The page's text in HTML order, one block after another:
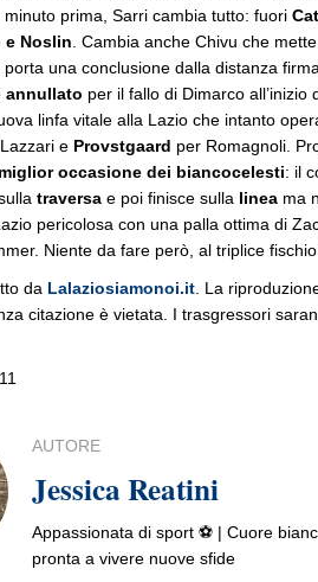
prima, Sarri cambia tutto: fuori
e Noslin . Cambia anche Chivu che
una conclusione dalla distanza
annullato per il fallo di Dimarco all’inizio
linfa vitale alla Lazio che intanto
e Provstgaard per Romagnoli.
miglior occasione dei biancocelesti: il
traversa e poi finisce sulla linea ma
pericolosa con una palla ottima di
Niente da fare però, al triplice
da Lalaziosiamonoi.it . La
citazione è vietata. I trasgressori
AUTORE
Jessica Reatini
Appassionata di sport ⚽️ | Cuore
pronta a vivere nuove sfide